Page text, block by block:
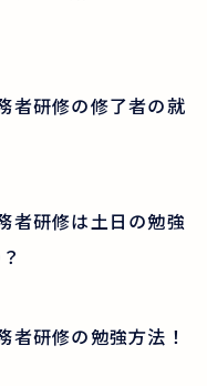
者研修の修了者の就
者研修は土日の勉強
者研修の勉強方法！